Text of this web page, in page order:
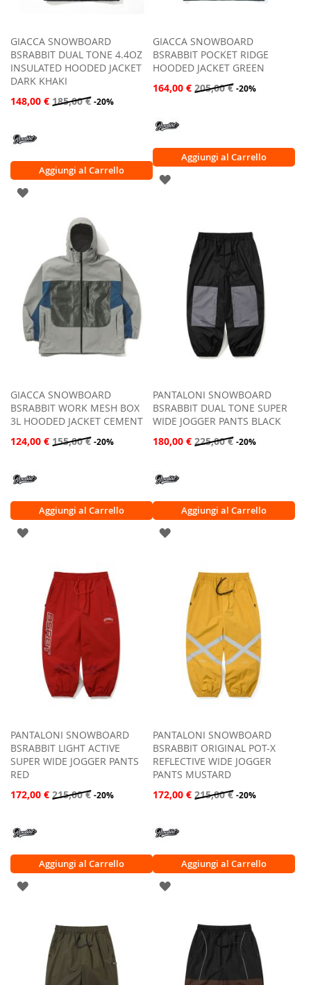
GIACCA SNOWBOARD
BSRABBIT DUAL TONE 4.4OZ
INSULATED HOODED JACKET
DARK KHAKI
148,00 € 185,00 € -20%
Aggiungi al Carrello
AGGIUNGI
DESIDERI
GIACCA SNOWBOARD
BSRABBIT POCKET RIDGE
HOODED JACKET GREEN
164,00 € 205,00 € -20%
Aggiungi al Carrello
AGGIUNGI
DESIDERI
GIACCA SNOWBOARD
BSRABBIT WORK MESH BOX
3L HOODED JACKET CEMENT
124,00 € 155,00 € -20%
Aggiungi al Carrello
AGGIUNGI
LISTA
DESIDERI
PANTALONI SNOWBOARD
BSRABBIT DUAL TONE SUPER
WIDE JOGGER PANTS BLACK
180,00 € 225,00 € -20%
Aggiungi al Carrello
AGGIUNGI
LISTA
DESIDERI
PANTALONI SNOWBOARD
BSRABBIT LIGHT ACTIVE
SUPER WIDE JOGGER PANTS
RED
172,00 € 215,00 € -20%
Aggiungi al Carrello
AGGIUNGI
LISTA
DESIDERI
PANTALONI SNOWBOARD
BSRABBIT ORIGINAL POT-X
REFLECTIVE WIDE JOGGER
PANTS MUSTARD
172,00 € 215,00 € -20%
Aggiungi al Carrello
AGGIUNGI
LISTA
DESIDERI